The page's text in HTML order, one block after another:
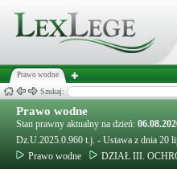
Prawo wodne
Szukaj:
Prawo wodne
Stan prawny aktualny na dzień:
Dz.U.2025.0.960 t.j. - Ustawa z dnia 20
Prawo wodne
DZIAŁ III.